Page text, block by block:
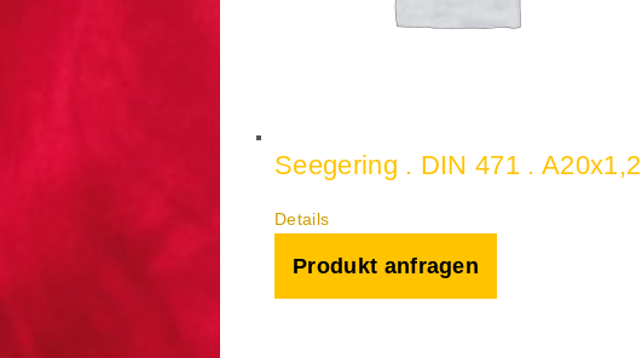
Seegering . DIN 471 . A20x1,2
Details
Produkt anfragen